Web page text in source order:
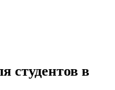
студентов в